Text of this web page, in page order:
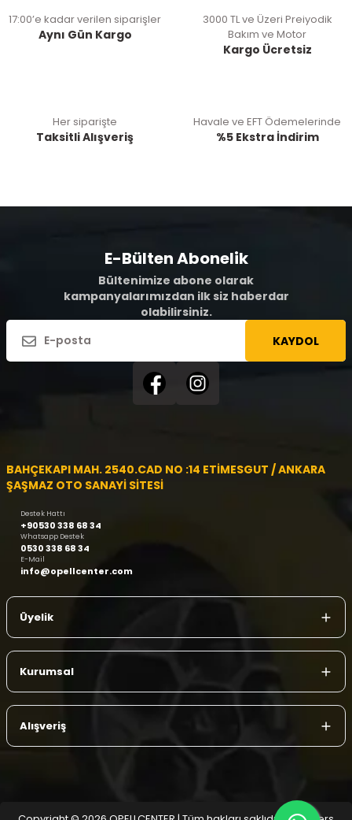
17:00’e kadar verilen siparişler
Aynı Gün Kargo
3000 TL ve Üzeri Preiyodik
Bakım ve Motor
Kargo Ücretsiz
Her siparişte
Taksitli Alışveriş
Havale ve EFT Ödemelerinde
%5 Ekstra İndirim
E-Bülten Abonelik
Bültenimize abone olarak
kampanyalarımızdan ilk siz haberdar
olabilirsiniz.
KAYDOL
BAHÇEKAPI MAH. 2540.CAD NO :14 ETİMESGUT / ANKARA
ŞAŞMAZ OTO SANAYİ SİTESİ
Destek Hattı
+90530 338 68 34
Whatsapp Destek
0530 338 68 34
E-Mail
info@opellcenter.com
Üyelik
Kurumsal
Alışveriş